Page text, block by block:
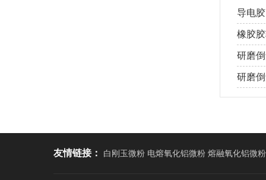
导电
橡胶
研磨
研磨
友情链接： 白刚玉微粉 电熔氧化铝微粉 熔融氧化铝微粉